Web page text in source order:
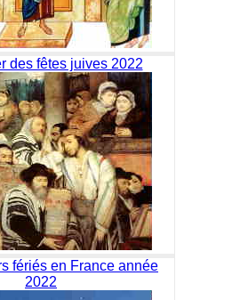
des fêtes juives 2022
fériés en France année
2022